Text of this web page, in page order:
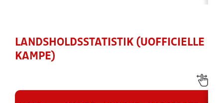
LANDSHOLDSSTATISTIK (UOFFICIELLE
KAMPE)